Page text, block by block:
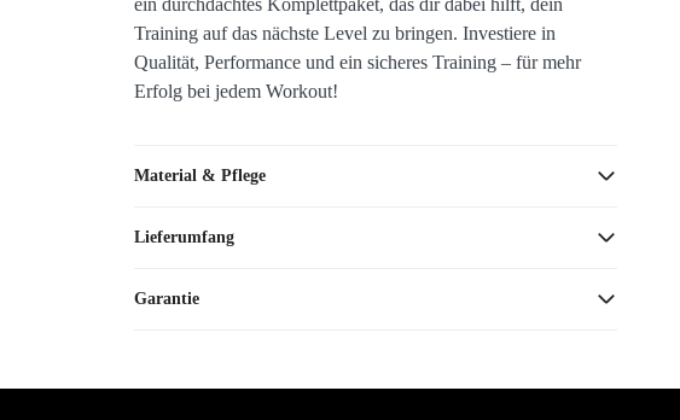
ein durchdachtes Komplettpaket, das dir dabei hilft, dein
Training auf das nächste Level zu bringen. Investiere in
Qualität, Performance und ein sicheres Training – für mehr
Erfolg bei jedem Workout!
Material & Pflege
Lieferumfang
Garantie